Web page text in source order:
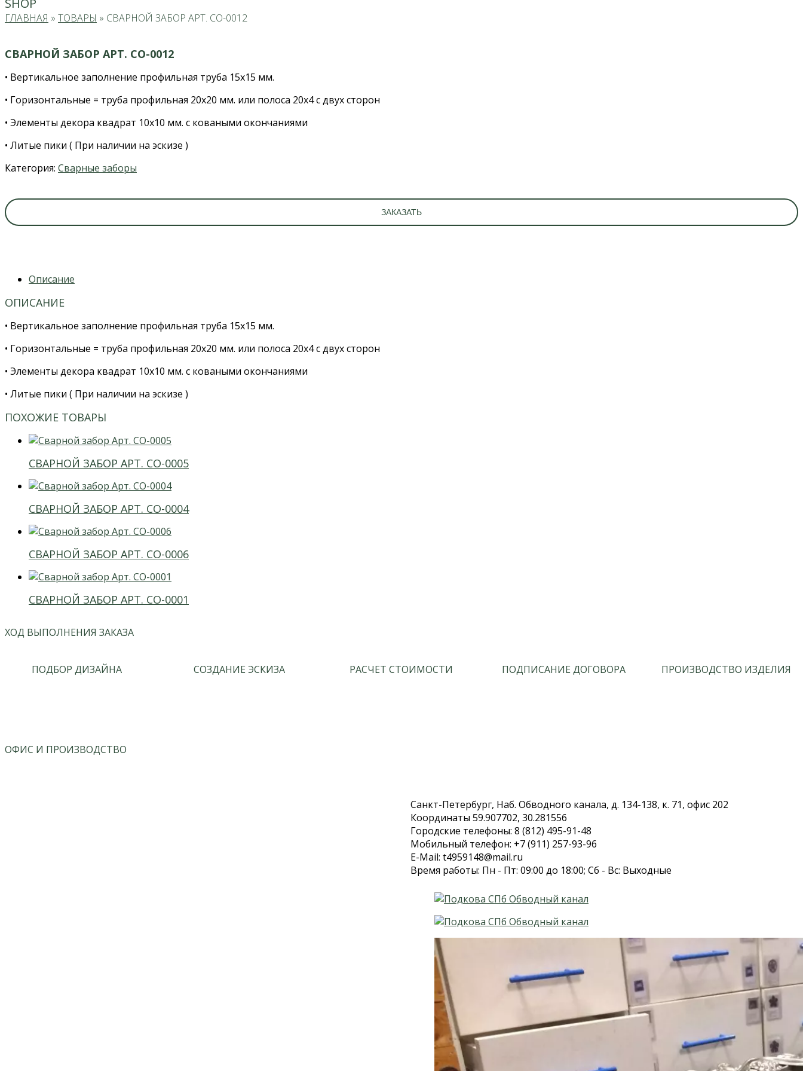
SHOP
ГЛАВНАЯ » ТОВАРЫ » СВАРНОЙ ЗАБОР АРТ. СО-0012
СВАРНОЙ ЗАБОР АРТ. СО-0012
• Вертикальное заполнение профильная труба 15х15 мм.
• Горизонтальные = труба профильная 20х20 мм. или полоса 20х4 с двух сторон
• Элементы декора квадрат 10х10 мм. с коваными окончаниями
• Литые пики ( При наличии на эскизе )
Категория: Сварные заборы
ЗАКАЗАТЬ
Описание
ОПИСАНИЕ
• Вертикальное заполнение профильная труба 15х15 мм.
• Горизонтальные = труба профильная 20х20 мм. или полоса 20х4 с двух сторон
• Элементы декора квадрат 10х10 мм. с коваными окончаниями
• Литые пики ( При наличии на эскизе )
ПОХОЖИЕ ТОВАРЫ
СВАРНОЙ ЗАБОР АРТ. СО-0005
СВАРНОЙ ЗАБОР АРТ. СО-0004
СВАРНОЙ ЗАБОР АРТ. СО-0006
СВАРНОЙ ЗАБОР АРТ. СО-0001
ХОД ВЫПОЛНЕНИЯ ЗАКАЗА
ПОДБОР ДИЗАЙНА СОЗДАНИЕ ЭСКИЗА РАСЧЕТ СТОИМОСТИ ПОДПИСАНИЕ ДОГОВОРА ПРОИЗВОДСТВО ИЗДЕЛИЯ
ОФИС И ПРОИЗВОДСТВО
Санкт-Петербург, Наб. Обводного канала, д. 134-138, к. 71, офис 202
Координаты 59.907702, 30.281556
Городские телефоны: 8 (812) 495-91-48
Мобильный телефон: +7 (911) 257-93-96
E-Mail: t4959148@mail.ru
Время работы: Пн - Пт: 09:00 до 18:00; Сб - Вс: Выходные